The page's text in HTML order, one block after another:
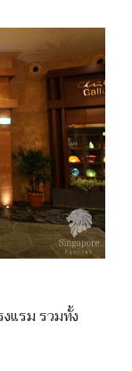
งแรม รวมทั้ง